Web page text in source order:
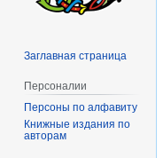
Заглавная страница
Персоналии
Персоны по алфавиту
Книжные издания по
авторам